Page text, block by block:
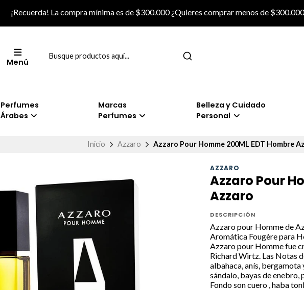
¡Recuerda! La compra mínima es de $300.000 ¿Quieres comprar menos de
Menú
Perfumes
Árabes
Marcas
Perfumes
Belleza y Cuidado
Personal
Inicio Azzaro Azzaro Pour Homme 200ML EDT Hombre
AZZARO
Azzaro Pour
Azzaro
DESCRIPCIÓN
Azzaro pour Homme de
Aromática Fougère para
Azzaro pour Homme fue
Richard Wirtz. Las Notas
albahaca, anís,
sándalo, bayas de
Fondo son cuero , haba